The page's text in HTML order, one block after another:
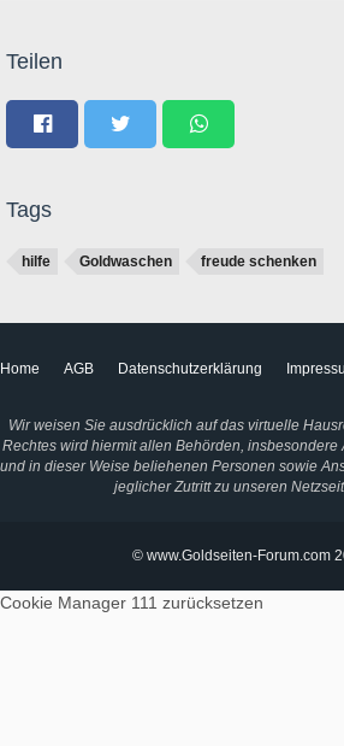
Teilen
Tags
hilfe Goldwaschen freude schenken
Home AGB Datenschutzerklärung
Wir weisen Sie ausdrücklich auf das virtuelle
Rechtes wird hiermit allen Behörden, insbesondere
und in dieser Weise beliehenen Personen sowie
jeglicher Zutritt zu unseren
© www.Goldseiten-Forum.com
Cookie Manager 111 zurücksetzen